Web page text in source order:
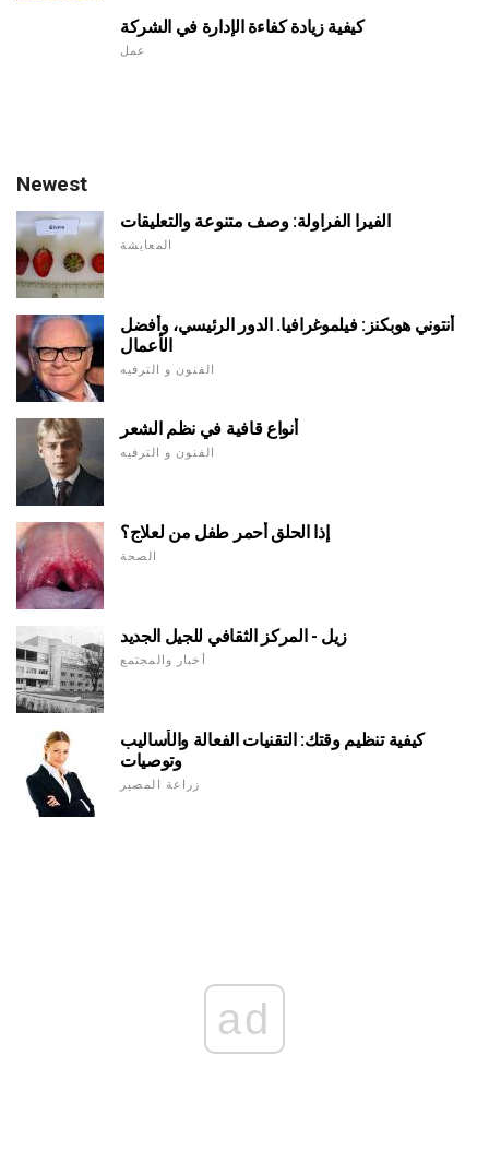
كيفية زيادة كفاءة الإدارة في الشركة
عمل
Newest
الفيرا الفراولة: وصف متنوعة والتعليقات
المعايشة
أنتوني هوبكنز: فيلموغرافيا. الدور الرئيسي، وأفضل
الأعمال
الفنون و الترفيه
أنواع قافية في نظم الشعر
الفنون و الترفيه
إذا الحلق أحمر طفل من لعلاج؟
الصحة
زيل - المركز الثقافي للجيل الجديد
أخبار والمجتمع
كيفية تنظيم وقتك: التقنيات الفعالة والأساليب
وتوصيات
زراعة المصير
ad